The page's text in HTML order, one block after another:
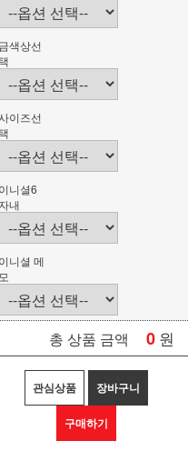
금색상선
택
이즈선
택
이니셜6
자내
이니셜 메
모
총 상품 금액 0 원
관심상품 장바구니
구매하기